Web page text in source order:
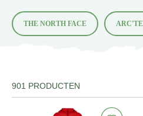
aan het juiste adres.
THE NORTH FACE
901 PRODUCTEN